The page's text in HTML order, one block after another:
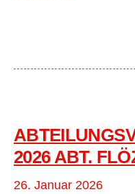
2026 ABT.
26. Januar 2026